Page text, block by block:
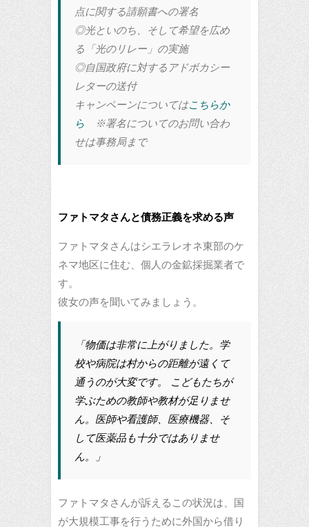
点に関する請願書への署名
◎光といのち、そして希望を広め
る「光のリレー」の実施
◎自国政府に対するアドボカシー
レターの送付
キャンペーンについてはこちらか
ら ※署名についてのお問い合わ
せは事務局まで
ファトマタさんと債務正義を求める声
ファトマタさんはシエラレオネ東部のケ
ネマ地区に住む、個人の金鉱採掘業者で
す。
彼女の声を聞いてみましょう。
「物価は非常に上がりました。学
校や病院は村からの距離が遠くて
通うのが大変です。 こどもたちが
学ぶための教師や教材が足りませ
ん。医師や看護師、医療機器、そ
して医薬品も十分ではありませ
ん。」
ファトマタさんが訴えるこの状況は、国
が大規模工事を行うために外国から借り